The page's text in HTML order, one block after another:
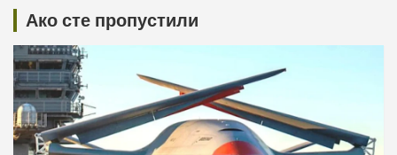
Ако сте пропустили